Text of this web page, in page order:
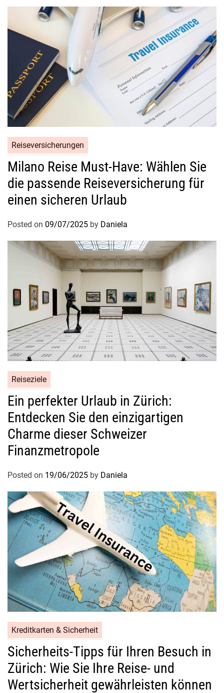
Reiseversicherungen
Milano Reise Must-Have: Wählen Sie
die passende Reiseversicherung für
einen sicheren Urlaub
Posted on 09/07/2025 by Daniela
Reiseziele
Ein perfekter Urlaub in Zürich:
Entdecken Sie den einzigartigen
Charme dieser Schweizer
Finanzmetropole
Posted on 19/06/2025 by Daniela
Kreditkarten & Sicherheit
Sicherheits-Tipps für Ihren Besuch in
Zürich: Wie Sie Ihre Reise- und
Wertsicherheit gewährleisten können